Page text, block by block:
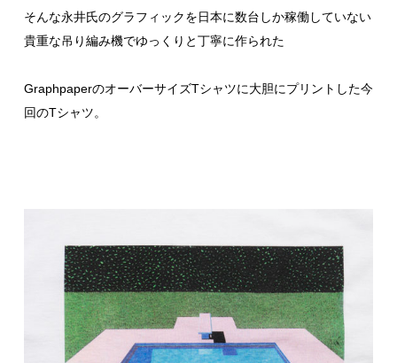
そんな永井氏のグラフィックを日本に数台しか稼働していない
貴重な吊り編み機でゆっくりと丁寧に作られた
GraphpaperのオーバーサイズTシャツに大胆にプリントした今
回のTシャツ。